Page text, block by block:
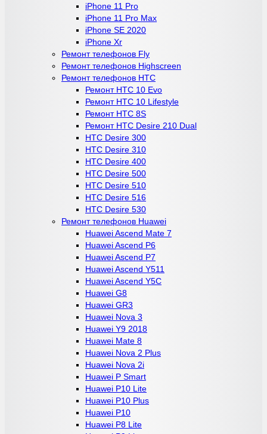
iPhone 11 Pro
iPhone 11 Pro Max
iPhone SE 2020
iPhone Xr
Ремонт телефонов Fly
Ремонт телефонов Highscreen
Ремонт телефонов HTC
Ремонт HTC 10 Evo
Ремонт HTC 10 Lifestyle
Ремонт HTC 8S
Ремонт HTC Desire 210 Dual
HTC Desire 300
HTC Desire 310
HTC Desire 400
HTC Desire 500
HTC Desire 510
HTC Desire 516
HTC Desire 530
Ремонт телефонов Huawei
Huawei Ascend Mate 7
Huawei Ascend P6
Huawei Ascend P7
Huawei Ascend Y511
Huawei Ascend Y5C
Huawei G8
Huawei GR3
Huawei Nova 3
Huawei Y9 2018
Huawei Mate 8
Huawei Nova 2 Plus
Huawei Nova 2i
Huawei P Smart
Huawei P10 Lite
Huawei P10 Plus
Huawei P10
Huawei P8 Lite